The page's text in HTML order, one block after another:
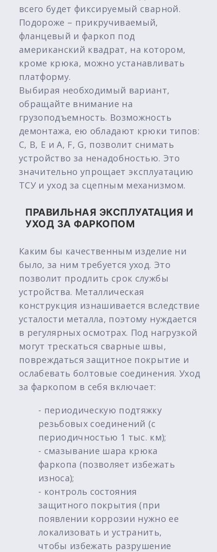
всего будет фиксируемый сварной.
Подороже – прикручиваемый,
фланцевый и фаркоп под
американский квадрат, на котором,
кроме крюка, можно устанавливать
платформу.
Выбирая необходимый вариант,
обращайте внимание на
грузоподъемность. Возможность
демонтажа, ею обладают крюки типов:
C, B, E и A, F, G, позволит снимать
устройство за ненадобностью. Это
значительно упрощает эксплуатацию
ТСУ и уход за сцепным механизмом.
ПРАВИЛЬНАЯ ЭКСПЛУАТАЦИЯ И
УХОД ЗА ФАРКОПОМ
Каким бы качественным изделие ни
было, за ним требуется уход. Это
позволит продлить срок службы
устройства. Металлическая
конструкция изнашивается вследствие
усталости металла, поэтому нуждается
в регулярных осмотрах. Под нагрузкой
могут трескаться сварные швы,
повреждаться защитное покрытие и
ослабевать болтовые соединения. Уход
за фаркопом в себя включает:
- периодическую подтяжку
резьбовых соединений (с
периодичностью 1 тыс. км);
- смазывание шара крюка
фаркопа (позволяет избежать
износа);
- контроль состояния
защитного покрытия (при
появлении коррозии нужно ее
локализовать и устранить,
чтобы избежать разрушение